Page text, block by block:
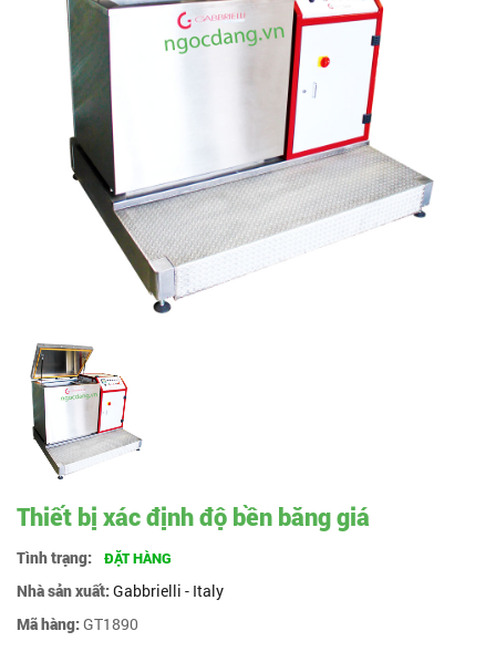
Thiết bị xác định độ bền băng giá
Tình trạng: ĐẶT HÀNG
Nhà sản xuất:Gabbrielli - Italy
Mã hàng:GT1890